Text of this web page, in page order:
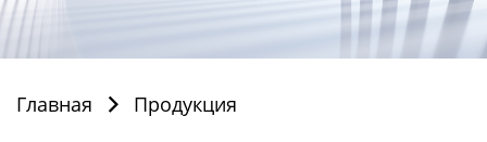
Главная  Продукция